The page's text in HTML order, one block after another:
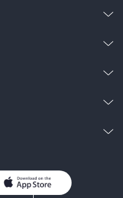
男子向けラノベ
お問い合わせ